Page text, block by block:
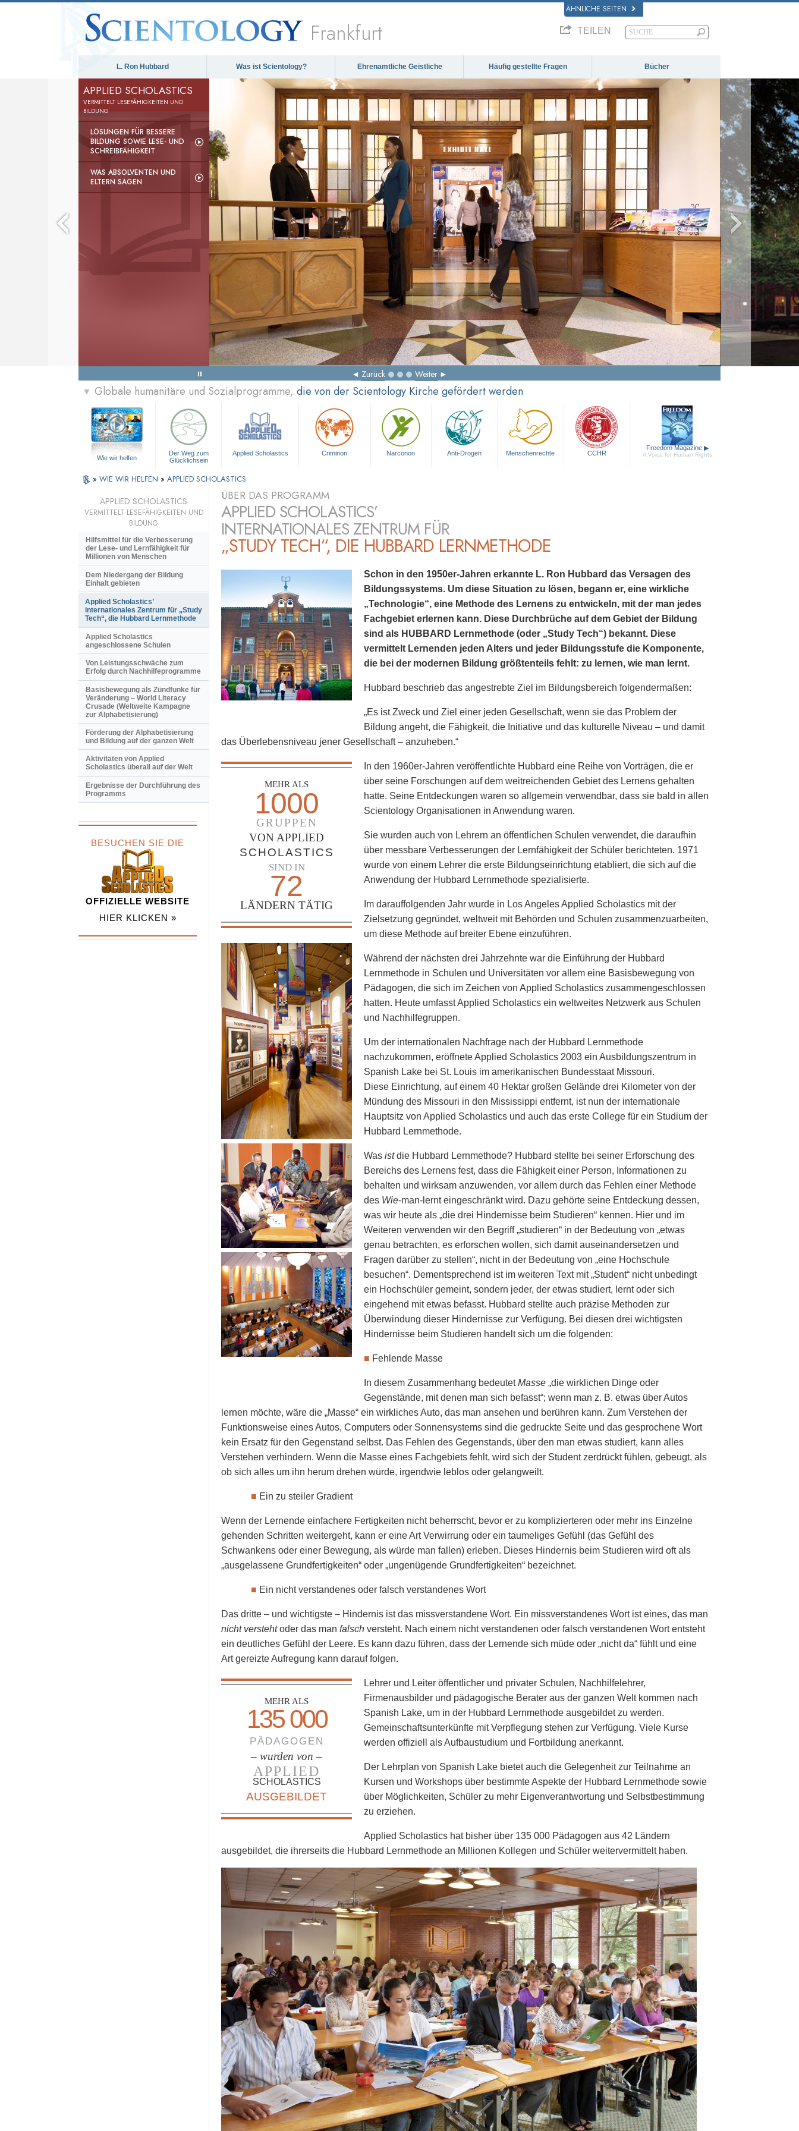
ÄHNLICHE SEITEN
Frankfurt TEILEN
L. Ron Hubbard Was ist Scientology? Ehrenamtliche Geistliche Häufig gestellte Fragen Bücher
APPLIED SCHOLASTICS
VERMITTELT LESEFÄHIGKEITEN UND
BILDUNG
LÖSUNGEN FÜR BESSERE
BILDUNG SOWIE LESE- UND
SCHREIBFÄHIGKEIT
WAS ABSOLVENTEN UND
ELTERN SAGEN
Lösungen für bessere Bildung sowie
Lese- und Schreibfähigkeit
Video anschauen
Zurück Weiter
▼ Globale humanitäre und Sozialprogramme, die von der Scientology Kirche gefördert werden
Wie wir helfen
Der Weg zum
Glücklichsein
Applied Scholastics Criminon Narconon Anti-Drogen Menschenrechte CCHR
Freedom Magazine ▶
A Voice for Human Rights
» WIE WIR HELFEN » APPLIED SCHOLASTICS
ÜBER DAS PROGRAMM
APPLIED SCHOLASTICS’
INTERNATIONALES ZENTRUM FÜR
„STUDY TECH“, DIE HUBBARD LERNMETHODE
Schon in den 1950er-Jahren erkannte L. Ron Hubbard das Versagen des
Bildungssystems. Um diese Situation zu lösen, begann er, eine wirkliche
„Technologie“, eine Methode des Lernens zu entwickeln, mit der man jedes
Fachgebiet erlernen kann. Diese Durchbrüche auf dem Gebiet der Bildung
sind als HUBBARD Lernmethode (oder „Study Tech“) bekannt. Diese
vermittelt Lernenden jeden Alters und jeder Bildungsstufe die Komponente,
die bei der modernen Bildung größtenteils fehlt: zu lernen, wie man lernt.
Hubbard beschrieb das angestrebte Ziel im Bildungsbereich folgendermaßen:
„Es ist Zweck und Ziel einer jeden Gesellschaft, wenn sie das Problem der
Bildung angeht, die Fähigkeit, die Initiative und das kulturelle Niveau – und damit
das Überlebensniveau jener Gesellschaft – anzuheben.“
MEHR ALS
1000
GRUPPEN
VON APPLIED
SCHOLASTICS
SIND IN
72
LÄNDERN TÄTIG
In den 1960er-Jahren veröffentlichte Hubbard eine Reihe von Vorträgen, die er
über seine Forschungen auf dem weitreichenden Gebiet des Lernens gehalten
hatte. Seine Entdeckungen waren so allgemein verwendbar, dass sie bald in allen
Scientology Organisationen in Anwendung waren.
Sie wurden auch von Lehrern an öffentlichen Schulen verwendet, die daraufhin
über messbare Verbesserungen der Lernfähigkeit der Schüler berichteten. 1971
wurde von einem Lehrer die erste Bildungseinrichtung etabliert, die sich auf die
Anwendung der Hubbard Lernmethode spezialisierte.
Im darauffolgenden Jahr wurde in Los Angeles Applied Scholastics mit der
Zielsetzung gegründet, weltweit mit Behörden und Schulen zusammenzuarbeiten,
um diese Methode auf breiter Ebene einzuführen.
Während der nächsten drei Jahrzehnte war die Einführung der Hubbard
Lernmethode in Schulen und Universitäten vor allem eine Basisbewegung von
Pädagogen, die sich im Zeichen von Applied Scholastics zusammengeschlossen
hatten. Heute umfasst Applied Scholastics ein weltweites Netzwerk aus Schulen
und Nachhilfegruppen.
Um der internationalen Nachfrage nach der Hubbard Lernmethode
nachzukommen, eröffnete Applied Scholastics 2003 ein Ausbildungszentrum in
Spanish Lake bei St. Louis im amerikanischen Bundesstaat Missouri.
Diese Einrichtung, auf einem 40 Hektar großen Gelände drei Kilometer von der
Mündung des Missouri in den Mississippi entfernt, ist nun der internationale
Hauptsitz von Applied Scholastics und auch das erste College für ein Studium der
Hubbard Lernmethode.
Was istdie Hubbard Lernmethode? Hubbard stellte bei seiner Erforschung des
Bereichs des Lernens fest, dass die Fähigkeit einer Person, Informationen zu
behalten und wirksam anzuwenden, vor allem durch das Fehlen einer Methode
des Wie-man-lernt eingeschränkt wird. Dazu gehörte seine Entdeckung dessen,
was wir heute als „die drei Hindernisse beim Studieren“ kennen. Hier und im
Weiteren verwenden wir den Begriff „studieren“ in der Bedeutung von „etwas
genau betrachten, es erforschen wollen, sich damit auseinandersetzen und
Fragen darüber zu stellen“, nicht in der Bedeutung von „eine Hochschule
besuchen“. Dementsprechend ist im weiteren Text mit „Student“ nicht unbedingt
ein Hochschüler gemeint, sondern jeder, der etwas studiert, lernt oder sich
eingehend mit etwas befasst. Hubbard stellte auch präzise Methoden zur
Überwindung dieser Hindernisse zur Verfügung. Bei diesen drei wichtigsten
Hindernisse beim Studieren handelt sich um die folgenden:
■ Fehlende Masse
In diesem Zusammenhang bedeutetMasse „die wirklichen Dinge oder
Gegenstände, mit denen man sich befasst“; wenn man z. B. etwas über Autos
lernen möchte, wäre die „Masse“ ein wirkliches Auto, das man ansehen und berühren kann. Zum Verstehen der
Funktionsweise eines Autos, Computers oder Sonnensystems sind die gedruckte Seite und das gesprochene Wort
kein Ersatz für den Gegenstand selbst. Das Fehlen des Gegenstands, über den man etwas studiert, kann alles
Verstehen verhindern. Wenn die Masse eines Fachgebiets fehlt, wird sich der Student zerdrückt fühlen, gebeugt, als
ob sich alles um ihn herum drehen würde, irgendwie leblos oder gelangweilt.
■ Ein zu steiler Gradient
Wenn der Lernende einfachere Fertig­keiten nicht beherrscht, bevor er zu komplizierteren oder mehr ins Einzelne
gehenden Schritten weitergeht, kann er eine Art Verwirrung oder ein taumeliges Gefühl (das Gefühl des
Schwankens oder einer Bewegung, als würde man fallen) erleben. Dieses Hindernis beim Studieren wird oft als
„ausgelassene Grundfertigkeiten“ oder „ungenügende Grundfertigkeiten“ bezeichnet.
■ Ein nicht verstandenes oder falsch verstandenes Wort
Das dritte – und wichtigste – Hindernis ist das missverstandene Wort. Ein missverstandenes Wort ist eines, das man
nicht verstehtoder das man falsch versteht. Nach einem nicht verstandenen oder falsch verstandenen Wort entsteht
ein deutliches Gefühl der Leere. Es kann dazu führen, dass der Lernende sich müde oder „nicht da“ fühlt und eine
Art gereizte Aufregung kann darauf folgen.
MEHR ALS
135 000
PÄDAGOGEN
– wurden von –
APPLIED
SCHOLASTICS
AUSGEBILDET
Lehrer und Leiter öffentlicher und privater Schulen, Nachhilfelehrer,
Firmenausbilder und pädagogische Berater aus der ganzen Welt kommen nach
Spanish Lake, um in der Hubbard Lernmethode ausgebildet zu werden.
Gemeinschaftsunterkünfte mit Verpflegung stehen zur Verfügung. Viele Kurse
werden offiziell als Aufbaustudium und Fortbildung anerkannt.
Der Lehrplan von Spanish Lake bietet auch die Gelegenheit zur Teilnahme an
Kursen und Workshops über bestimmte Aspekte der Hubbard Lernmethode sowie
über Möglichkeiten, Schüler zu mehr Eigenverantwortung und Selbstbestimmung
zu erziehen.
Applied Scholastics hat bisher über 135 000 Pädagogen aus 42 Ländern
ausgebildet, die ihrerseits die Hubbard Lernmethode an Millionen Kollegen und Schüler weitervermittelt haben.
APPLIED SCHOLASTICS
VERMITTELT LESEFÄHIGKEITEN UND
BILDUNG
Hilfsmittel für die Verbesserung
der Lese- und Lernfähigkeit für
Millionen von Menschen
Dem Niedergang der Bildung
Einhalt gebieten
Applied Scholastics’
internationales Zentrum für „Study
Tech“, die Hubbard Lernmethode
Applied Scholastics
angeschlossene Schulen
Von Leistungsschwäche zum
Erfolg durch Nachhilfeprogramme
Basisbewegung als Zündfunke für
Veränderung – World Literacy
Crusade (Weltweite Kampagne
zur Alphabetisierung)
Förderung der Alphabetisierung
und Bildung auf der ganzen Welt
Aktivitäten von Applied
Scholastics überall auf der Welt
Ergebnisse der Durchführung des
Programms
BESUCHEN SIE DIE
OFFIZIELLE WEBSITE
HIER KLICKEN »